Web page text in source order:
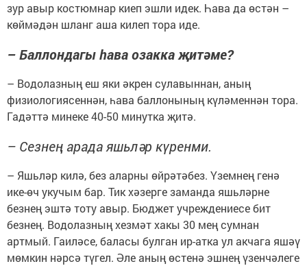
зур авыр костюмнар киеп эшли идек. Һава да өстән –
көймәдән шланг аша килеп тора иде.
– Баллондагы һава озакка җитәме?
– Водолазның еш яки әкрен сулавыннан, аның
физиологиясеннән, һава баллонының күләменнән тора.
Гадәттә минеке 40-50 минутка җитә.
– Сезнең арада яшьләр күренми.
– Яшьләр килә, без аларны өйрәтәбез. Үземнең генә
ике-өч укучым бар. Тик хәзерге заманда яшьләрне
безнең эштә тоту авыр. Бюджет учреждениесе бит
безнең. Водолазның хезмәт хакы 30 мең сумнан
артмый. Гаиләсе, баласы булган ир-атка ул акчага яшәү
мөмкин нәрсә түгел. Әле аның өстенә эшнең үзенчәлеге